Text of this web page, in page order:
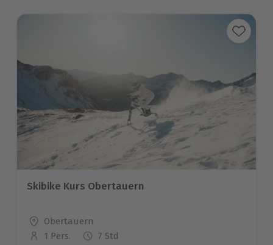
Skibike Kurs Obertauern
Standort
Obertauern
Anzahl der Teilnehmer
1 Pers. 7 Std